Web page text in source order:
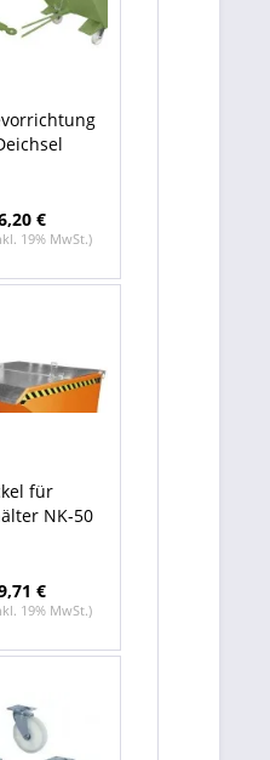
€
19% MwSt.)
für
NK-50
€
19% MwSt.)